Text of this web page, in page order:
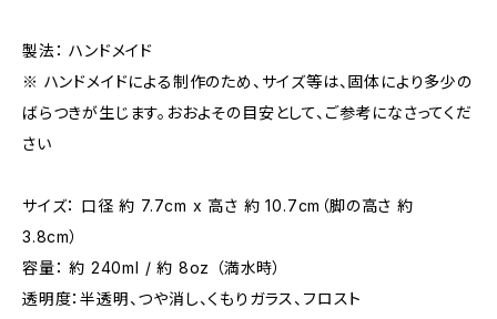
製法： ハンドメイド
※ ハンドメイドによる制作のため、サイズ等は、固体により多少の
ばらつきが生じます。おおよその目安として、ご参考になさってくだ
さい
サイズ： 口径 約 7.7cm x 高さ 約 10.7cm（脚の高さ 約
3.8cm）
容量： 約 240ml / 約 8oz （満水時）
透明度：半透明、つや消し、くもりガラス、フロスト